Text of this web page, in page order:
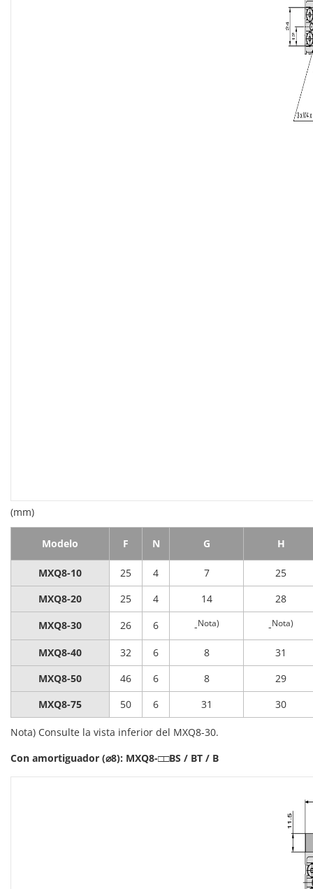
(mm)
Modelo F N G H
MXQ8-10 25 4 7
25
MXQ8-20
25 4 14
28
MXQ8-30
26 6 -Nota) -Nota)
MXQ8-40 32 6 8
31
MXQ8-50
46 6 8
29
MXQ8-75
50 6 31 30
Nota) Consulte la vista inferior del MXQ8-30.
Con amortiguador (⌀8): MXQ8-□□BS / BT / B